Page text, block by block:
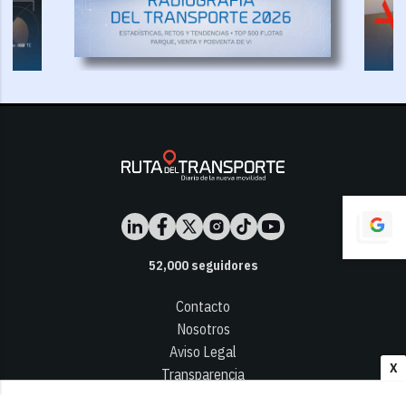
X
52,000seguidores
Contacto
Nosotros
Aviso Legal
Transparencia